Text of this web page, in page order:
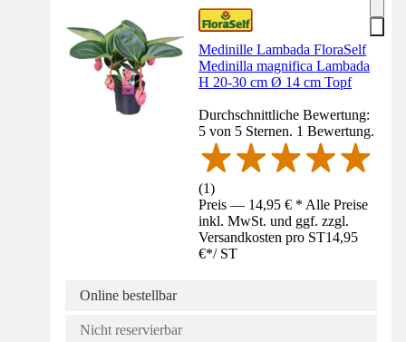
Medinille Lambada FloraSelf
Medinilla magnifica Lambada
H 20-30 cm Ø 14 cm Topf
Durchschnittliche Bewertung:
5 von 5 Sternen. 1 Bewertung.
(1)
Preis — 14,95 € * Alle Preise
inkl. MwSt. und ggf. zzgl.
Versandkosten pro ST14,95
€*/ ST
Online bestellbar
Nicht reservierbar